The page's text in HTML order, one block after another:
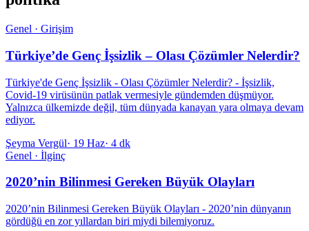
Genel · Girişim
Türkiye’de Genç İşsizlik – Olası Çözümler Nelerdir?
Türkiye'de Genç İşsizlik - Olası Çözümler Nelerdir? - İşsizlik,
Covid-19 virüsünün patlak vermesiyle gündemden düşmüyor.
Yalnızca ülkemizde değil, tüm dünyada kanayan yara olmaya devam
ediyor.
Şeyma Vergül· 19 Haz· 4 dk
Genel · İlginç
2020’nin Bilinmesi Gereken Büyük Olayları
2020’nin Bilinmesi Gereken Büyük Olayları - 2020’nin dünyanın
gördüğü en zor yıllardan biri miydi bilemiyoruz.